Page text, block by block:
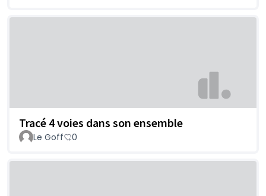
Tracé 4 voies dans son ensemble
Le Goff 0